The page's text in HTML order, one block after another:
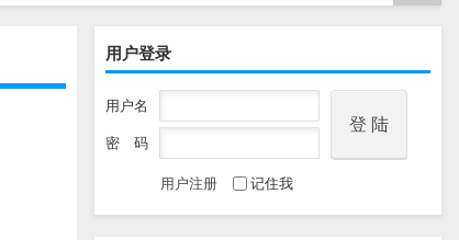
用户登录
用户名
密 码
用户注册 记住我